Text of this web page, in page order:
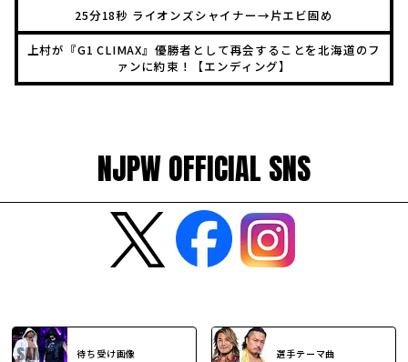
25分18秒 ライオンズシャイナー→片エビ固め
上村が『G1 CLIMAX』優勝者として再会することを北海道のフ
ァンに約束！【エンディング】
NJPW OFFICIAL SNS
待ち受け画像 選手テーマ曲